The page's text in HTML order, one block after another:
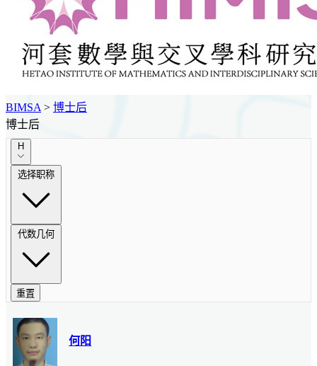
BIMSA > 博士后
博士后
H
选择职称
代数几何
重置
何阳